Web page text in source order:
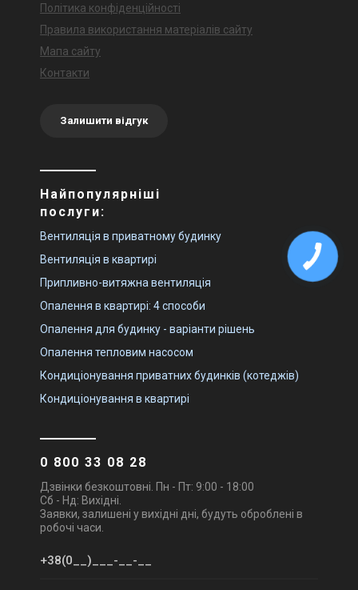
Політика конфіденційності
Правила використання матеріалів сайту
Мапа сайту
Контакти
Залишити відгук
Найпопулярніші
послуги:
Вентиляція в приватному будинку
Вентиляція в квартирі
Припливно-витяжна вентиляція
Опалення в квартирі: 4 способи
Опалення для будинку - варіанти рішень
Опалення тепловим насосом
Кондиціонування приватних будинків (котеджів)
Кондиціонування в квартирі
0 800 33 08 28
Дзвінки безкоштовні. Пн - Пт: 9:00 - 18:00
Сб - Нд: Вихідні.
Заявки, залишені у вихідні дні, будуть оброблені в
робочі часи.